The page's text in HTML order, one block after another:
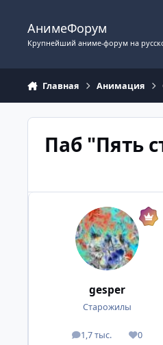
АнимеФорум
Крупнейший аниме-форум на
Главная Анимация
Паб "Пять
gesper
Старожилы
1,7 тыс.
посты 0